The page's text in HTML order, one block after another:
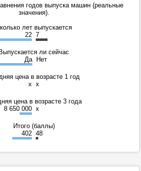
годов выпуска машин (реальные
значения).
лет выпускается
22 7
Выпускается ли сейчас
Да
Нет
цена в возрасте 1 год
x x
цена в возрасте 3 года
8 650 000 x
Итого (баллы)
402 48